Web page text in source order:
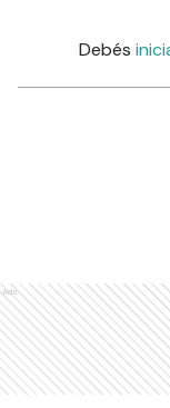
Debés
Ads